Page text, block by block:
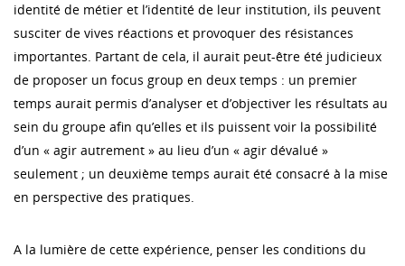
identité de métier et l’identité de leur institution, ils peuvent
susciter de vives réactions et provoquer des résistances
importantes. Partant de cela, il aurait peut-être été judicieux
de proposer un focus group en deux temps : un premier
temps aurait permis d’analyser et d’objectiver les résultats au
sein du groupe afin qu’elles et ils puissent voir la possibilité
d’un « agir autrement » au lieu d’un « agir dévalué »
seulement ; un deuxième temps aurait été consacré à la mise
en perspective des pratiques.
A la lumière de cette expérience, penser les conditions du